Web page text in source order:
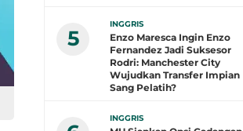
5
INGGRIS
Enzo Maresca Ingin Enzo
Fernandez Jadi Suksesor
Rodri: Manchester City
Wujudkan Transfer Impian
Sang Pelatih?
INGGRIS